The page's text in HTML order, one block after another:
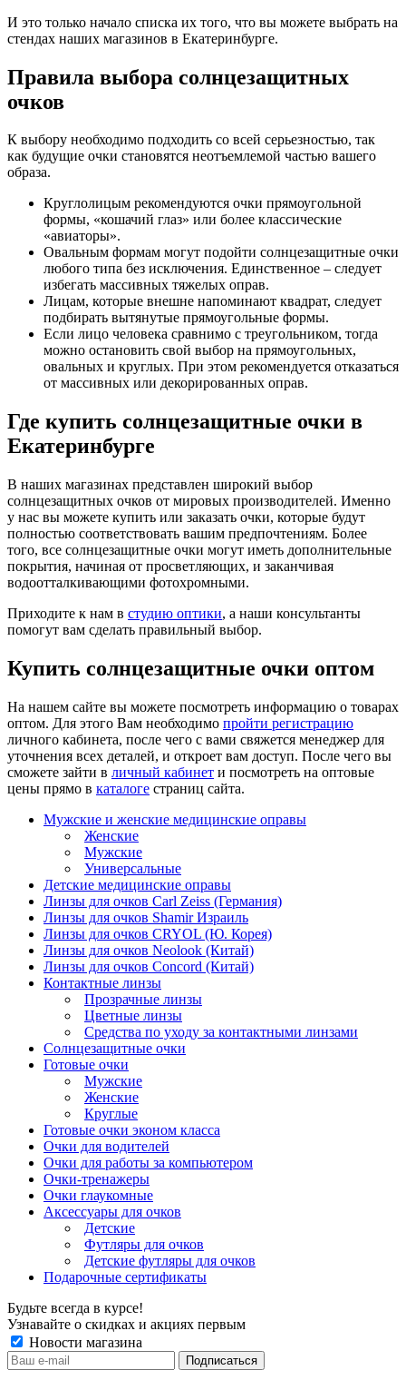
И это только начало списка их того, что вы можете выбрать на
стендах наших магазинов в Екатеринбурге.
Правила выбора солнцезащитных
очков
К выбору необходимо подходить со всей серьезностью, так
как будущие очки становятся неотъемлемой частью вашего
образа.
Круглолицым рекомендуются очки прямоугольной
формы, «кошачий глаз» или более классические
«авиаторы».
Овальным формам могут подойти солнцезащитные очки
любого типа без исключения. Единственное – следует
избегать массивных тяжелых оправ.
Лицам, которые внешне напоминают квадрат, следует
подбирать вытянутые прямоугольные формы.
Если лицо человека сравнимо с треугольником, тогда
можно остановить свой выбор на прямоугольных,
овальных и круглых. При этом рекомендуется отказаться
от массивных или декорированных оправ.
Где купить солнцезащитные очки в
Екатеринбурге
В наших магазинах представлен широкий выбор
солнцезащитных очков от мировых производителей. Именно
у нас вы можете купить или заказать очки, которые будут
полностью соответствовать вашим предпочтениям. Более
того, все солнцезащитные очки могут иметь дополнительные
покрытия, начиная от просветляющих, и заканчивая
водоотталкивающими фотохромными.
Приходите к нам в студию оптики, а наши консультанты
помогут вам сделать правильный выбор.
Купить солнцезащитные очки оптом
На нашем сайте вы можете посмотреть информацию о товарах
оптом. Для этого Вам необходимо пройти регистрацию
личного кабинета, после чего с вами свяжется менеджер для
уточнения всех деталей, и откроет вам доступ. После чего вы
сможете зайти в личный кабинет и посмотреть на оптовые
цены прямо в каталоге страниц сайта.
Мужские и женские медицинские оправы
Женские
Мужские
Универсальные
Детские медицинские оправы
Линзы для очков Carl Zeiss (Германия)
Линзы для очков Shamir Израиль
Линзы для очков CRYOL (Ю. Корея)
Линзы для очков Neolook (Китай)
Линзы для очков Concord (Китай)
Контактные линзы
Прозрачные линзы
Цветные линзы
Средства по уходу за контактными линзами
Солнцезащитные очки
Готовые очки
Мужские
Женские
Круглые
Готовые очки эконом класса
Очки для водителей
Очки для работы за компьютером
Очки-тренажеры
Очки глаукомные
Аксессуары для очков
Детские
Футляры для очков
Детские футляры для очков
Подарочные сертификаты
Будьте всегда в курсе!
Узнавайте о скидках и акциях первым
Новости магазина